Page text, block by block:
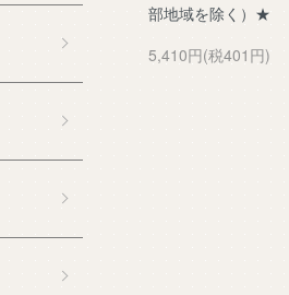
部地域を除く）★
5,410円(税401円)